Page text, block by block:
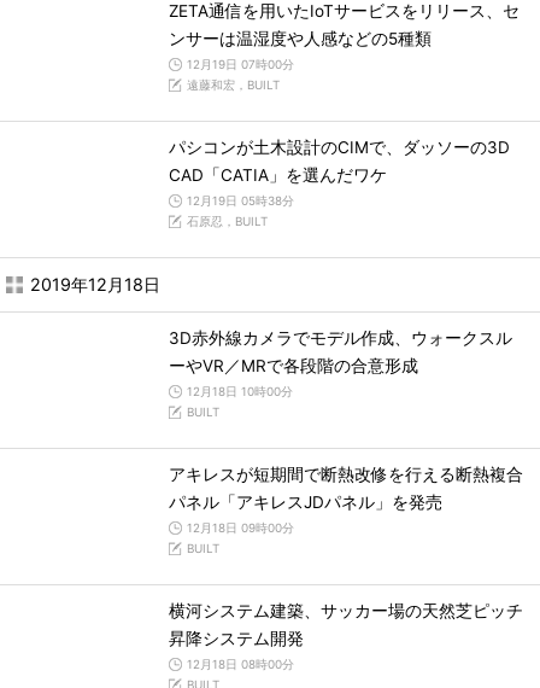
ZETA通信を用いたIoTサービスをリリース、セ
ンサーは温湿度や人感などの5種類
12月19日 07時00分
遠藤和宏，BUILT
パシコンが土木設計のCIMで、ダッソーの3D
CAD「CATIA」を選んだワケ
12月19日 05時38分
石原忍，BUILT
2019年12月18日
3D赤外線カメラでモデル作成、ウォークスル
ーやVR／MRで各段階の合意形成
12月18日 10時00分
BUILT
アキレスが短期間で断熱改修を行える断熱複合
パネル「アキレスJDパネル」を発売
12月18日 09時00分
BUILT
横河システム建築、サッカー場の天然芝ピッチ
昇降システム開発
12月18日 08時00分
BUILT